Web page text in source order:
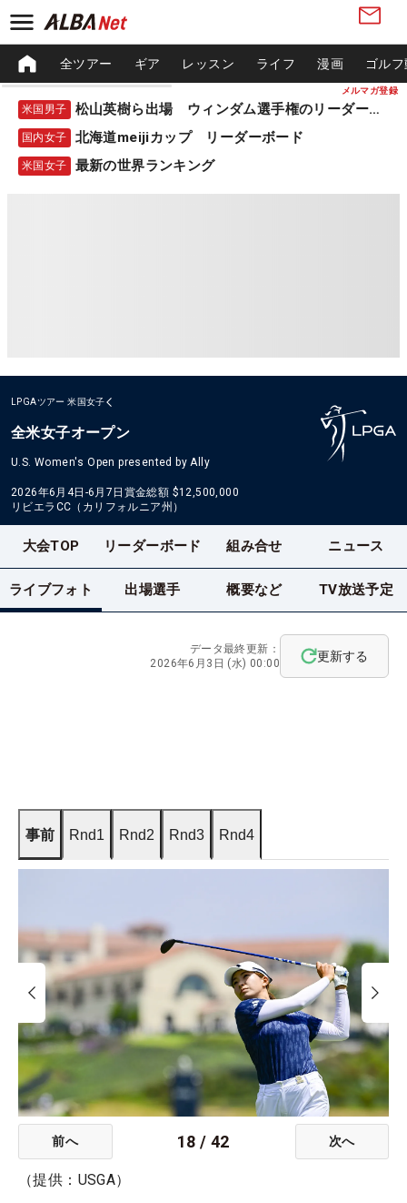
メルマガ登録
全ツアー ギア レッスン ライフ 漫画 ゴル
米国男子 松山英樹ら出場 ウィンダム選手権のリーダーボード
国内女子 北海道meijiカップ リーダーボード
米国女子 最新の世界ランキング
LPGAツアー 米国女子
全米女子オープン
U.S. Women's Open presented by Ally
2026年6月4日-6月7日 賞金総額 $12,500,000
リビエラCC（カリフォルニア州）
大会TOP リーダーボード 組み合せ ニュース
ライブフォト 出場選手 概要など TV放送予定
データ最終更新：
2026年6月3日 (水) 00:00
更新する
事前 Rnd1 Rnd2 Rnd3 Rnd4
前へ 18 /42 次へ
（提供：USGA）